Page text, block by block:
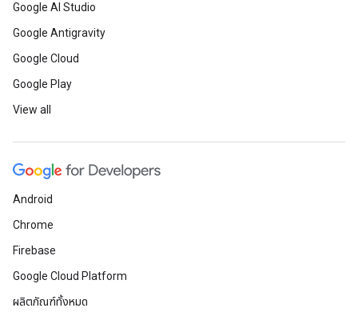
Google AI Studio
Google Antigravity
Google Cloud
Google Play
View all
Android
Chrome
Firebase
Google Cloud Platform
ผลิตภัณฑ์ทั้งหมด